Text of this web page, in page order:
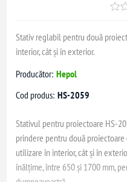
Stativ reglabil pentru două
interior, cât și în exterior.
Producător: Hepol
Cod produs: HS-2059
Stativul pentru proiectoare HS-
prindere pentru două
utilizare în interior, cât și în
înălțime, între 650 și 1700 mm,